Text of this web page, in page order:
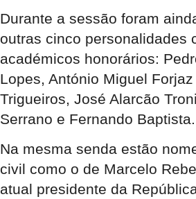
Durante a sessão foram
outras cinco personalidades
académicos honorários:
Lopes, António Miguel
Trigueiros, José Alarcão
Serrano e Fernando Baptista.
Na mesma senda estão
civil como o de Marcelo
atual presidente da